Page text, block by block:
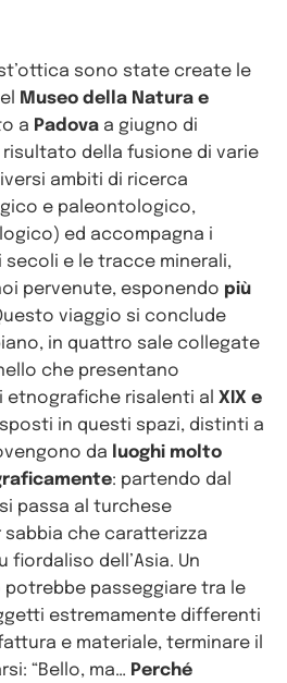
sono state create le
Museo della Natura e
a Padova a giugno di
risultato della fusione di varie
ambiti di ricerca
e paleontologico,
ed accompagna i
e le tracce minerali,
pervenute, esponendo più
viaggio si conclude
in quattro sale collegate
che presentano
risalenti al XIX e
in questi spazi, distinti a
da
luoghi molto
: partendo dal
passa al turchese
sabbia che caratterizza
fiordaliso dell’Asia. Un
passeggiare tra le
estremamente differenti
e materiale, terminare il
“Bello, ma… Perché